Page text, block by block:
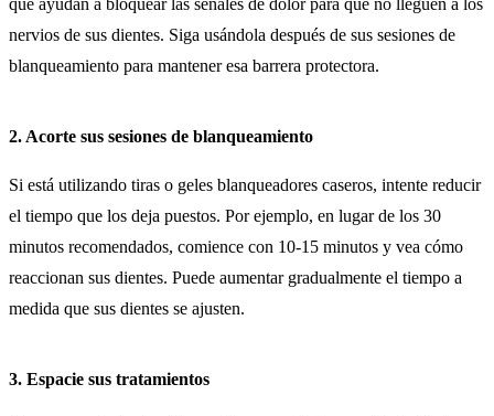
nervios de sus dientes. Siga usándola después de sus sesiones de
blanqueamiento para mantener esa barrera protectora.
2. Acorte sus sesiones de blanqueamiento
Si está utilizando tiras o geles blanqueadores caseros, intente reducir
el tiempo que los deja puestos. Por ejemplo, en lugar de los 30
minutos recomendados, comience con 10-15 minutos y vea cómo
reaccionan sus dientes. Puede aumentar gradualmente el tiempo a
medida que sus dientes se ajusten.
3. Espacie sus tratamientos